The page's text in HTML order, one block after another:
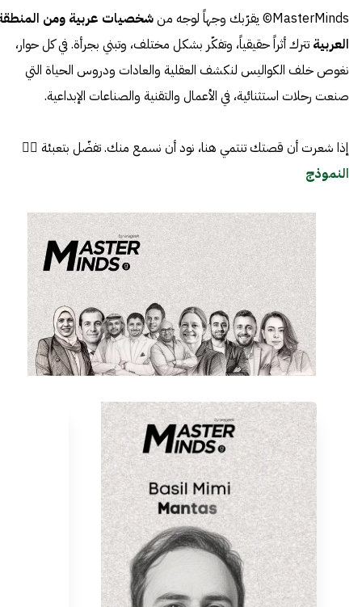
MasterMinds© يقرّبك وجهاً لوجه من
شخصيات عربية ومن
العربية تترك أثراً حقيقياً، وتفكّر بشكل مختلف، وتبني بجرأة. في كل حوار،
نغوص خلف الكواليس لنكشف العقلية والعادات ودروس الحياة التي
صنعت رحلات استثنائية، في الأعمال والتقنية والصناعات الإبداعية.
إذا شعرت أن قصتك تنتمي هنا، نود أن نسمع منك. تفضّل بتعبئة 👈🏼
النموذج